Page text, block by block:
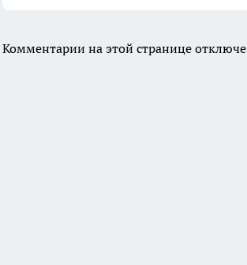
Комментарии на этой странице